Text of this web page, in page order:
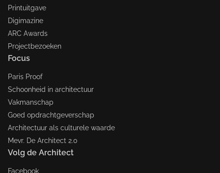
Printuitgave
Digimazine
ARC Awards
Projectbezoeken
Focus
Paris Proof
Schoonheid in architectuur
Vakmanschap
Goed opdrachtgeverschap
Architectuur als culturele waarde
Mevr. De Architect 2.0
Volg de Architect
Facebook